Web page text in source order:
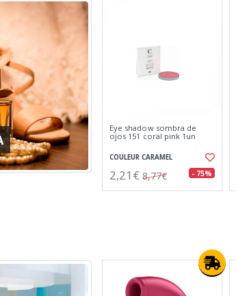
Thierry mugler angel elixir
eau de parfum recargable
25ml
THIERRY MUGLER
38,88€ 87,74€ - 56%